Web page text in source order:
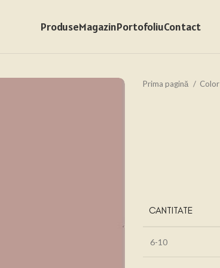
ProduseMagazinPortofoliuContact
Prima pagină Color
CANTITATE
6-10